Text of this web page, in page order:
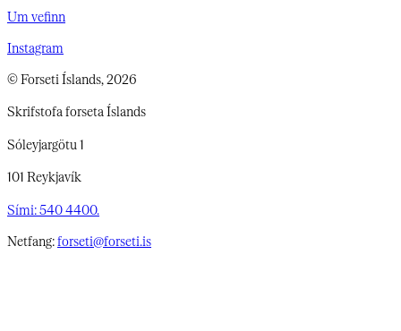
Um vefinn
Instagram
© Forseti Íslands, 2026
Skrifstofa forseta Íslands
Sóleyjargötu 1
101 Reykjavík
Sími: 540 4400.
Netfang:forseti@forseti.is